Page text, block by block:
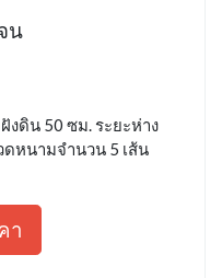
น
งดิน 50 ซม. ระยะห่าง
ดหนามจำนวน 5 เส้น
า